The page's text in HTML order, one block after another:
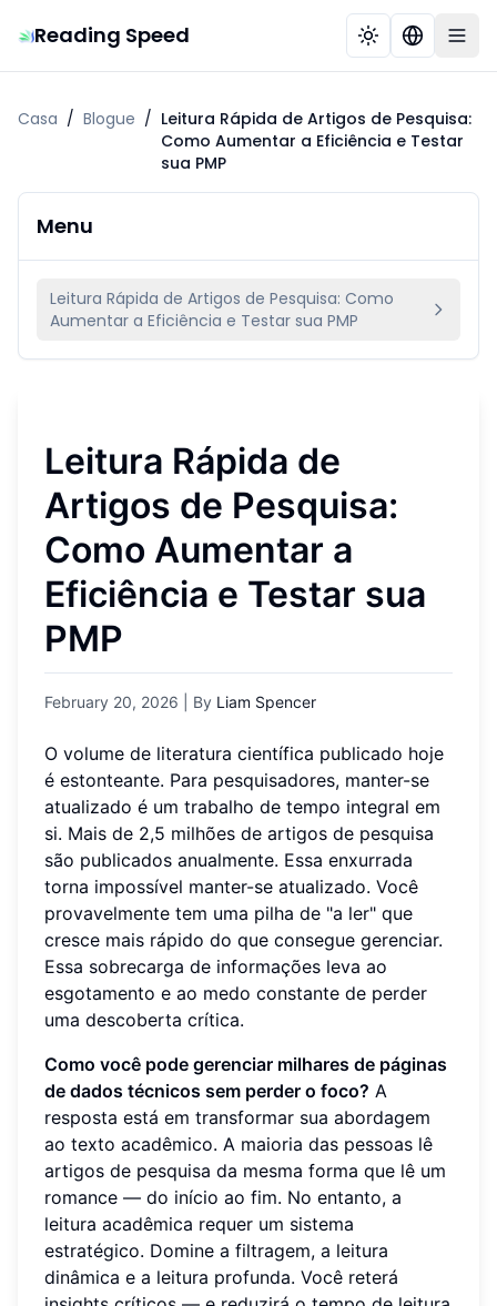
Reading Speed
Casa / Blogue / Leitura Rápida de Artigos de Pesquisa:
Como Aumentar a Eficiência e Testar
sua PMP
Menu
Leitura Rápida de Artigos de Pesquisa: Como
Aumentar a Eficiência e Testar sua PMP
Leitura Rápida de
Artigos de Pesquisa:
Como Aumentar a
Eficiência e Testar sua
PMP
February 20, 2026 | By Liam Spencer
O volume de literatura científica publicado hoje
é estonteante. Para pesquisadores, manter-se
atualizado é um trabalho de tempo integral em
si. Mais de 2,5 milhões de artigos de pesquisa
são publicados anualmente. Essa enxurrada
torna impossível manter-se atualizado. Você
provavelmente tem uma pilha de "a ler" que
cresce mais rápido do que consegue gerenciar.
Essa sobrecarga de informações leva ao
esgotamento e ao medo constante de perder
uma descoberta crítica.
Como você pode gerenciar milhares de páginas
de dados técnicos sem perder o foco? A
resposta está em transformar sua abordagem
ao texto acadêmico. A maioria das pessoas lê
artigos de pesquisa da mesma forma que lê um
romance — do início ao fim. No entanto, a
leitura acadêmica requer um sistema
estratégico. Domine a filtragem, a leitura
dinâmica e a leitura profunda. Você reterá